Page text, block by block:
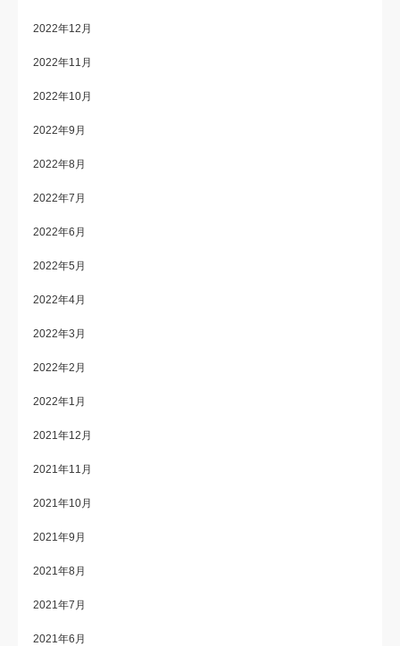
2022年12月
2022年11月
2022年10月
2022年9月
2022年8月
2022年7月
2022年6月
2022年5月
2022年4月
2022年3月
2022年2月
2022年1月
2021年12月
2021年11月
2021年10月
2021年9月
2021年8月
2021年7月
2021年6月